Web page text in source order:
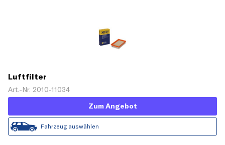
Luftfilter
Art.-Nr. 2010-11034
Zum Angebot
Fahrzeug auswählen